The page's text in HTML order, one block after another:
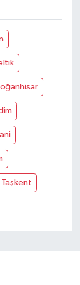
Taşkent